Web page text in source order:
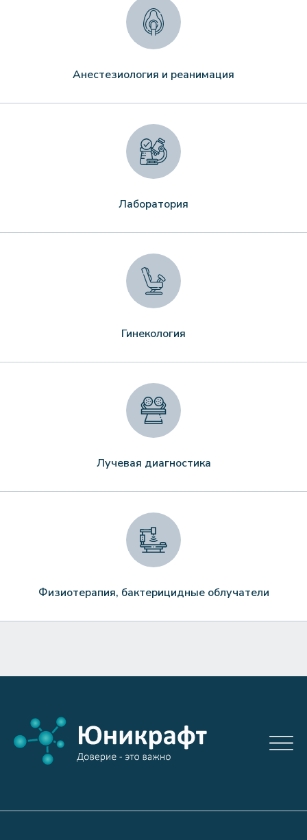
Анестезиология и реанимация
Лаборатория
Гинекология
Лучевая диагностика
Физиотерапия, бактерицидные облучатели